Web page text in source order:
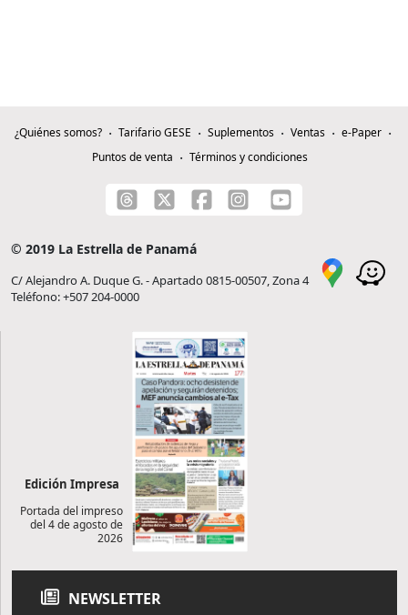
¿Quiénes somos? Tarifario GESE Suplementos Ventas
e-Paper
Puntos de venta
Términos y condiciones
© 2019 La Estrella de Panamá
C/ Alejandro A. Duque G. - Apartado 0815-00507, Zona 4
Teléfono: +507 204-0000
Edición Impresa
Portada del impreso
del 4 de agosto de
2026
NEWSLETTER